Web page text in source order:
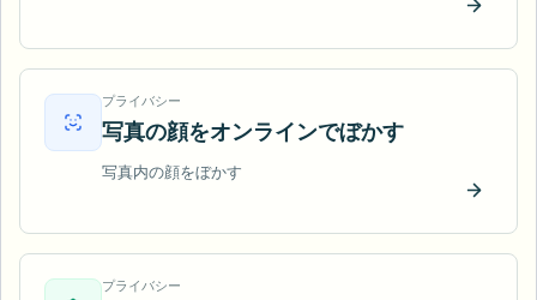
今すぐ
プライバシー
写真の顔をオンラインでぼかす
写真内の顔をぼかす
今すぐ
プライバシー